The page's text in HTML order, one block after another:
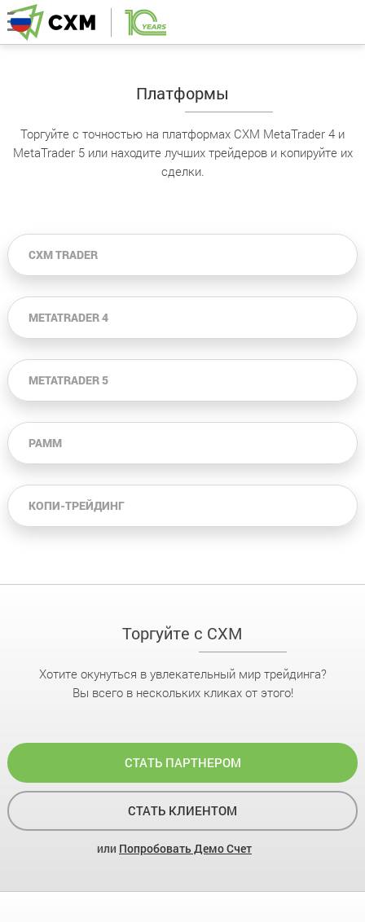
Платформы
Торгуйте с точностью на платформах CXM MetaTrader 4 и
MetaTrader 5 или находите лучших трейдеров и копируйте их
сделки.
CXM TRADER
METATRADER 4
METATRADER 5
PAMM
КОПИ-ТРЕЙДИНГ
Торгуйте с CXM
Хотите окунуться в увлекательный мир трейдинга?
Вы всего в нескольких кликах от этого!
СТАТЬ ПАРТНЕРОМ
СТАТЬ КЛИЕНТОМ
или Попробовать Демо Счет